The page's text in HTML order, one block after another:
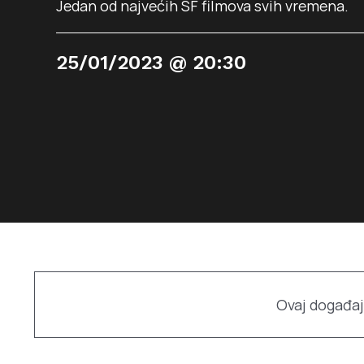
Jedan od najvećih SF filmova svih vremena.
25/01/2023 @ 20:30
Ovaj